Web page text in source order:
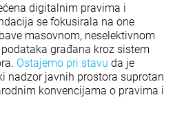
digitalnim pravima i
se fokusirala na one
masovnom, neselektivnom
građana kroz sistem
Ostajemo pri stavu da je
nadzor javnih prostora suprotan
konvencijama o pravima i